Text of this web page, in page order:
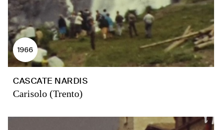
1966
CASCATE NARDIS
Carisolo (Trento)